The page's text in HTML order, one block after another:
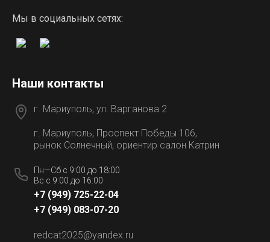
Мы в социальных сетях:
Наши контакты
г. Мариуполь, ул. Варганова 2
г. Мариуполь, Проспект Победы 106,
рынок Солнечный, ориентир салон Катрин
Пн—Сб с 9:00 до 18:00
Вс с 9:00 до 16:00
+7 (949) 725-22-04
+7 (949) 083-07-20
redcat2025@yandex.ru